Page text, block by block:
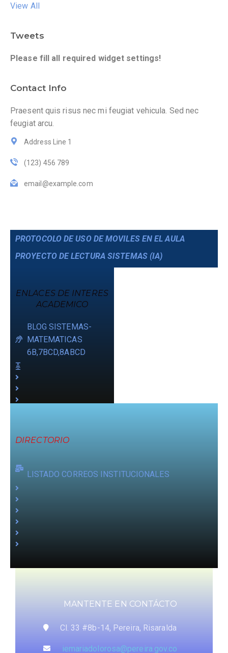
View All
Tweets
Please fill all required widget settings!
Contact Info
Praesent quis risus nec mi feugiat vehicula. Sed nec
feugiat arcu.
Address Line 1
(123) 456 789
email@example.com
PROTOCOLO DE USO DE MOVILES EN EL AULA
PROYECTO DE LECTURA SISTEMAS (IA)
ENLACES DE INTERES
ACADEMICO
BLOG SISTEMAS-
MATEMATICAS
6B,7BCD,8ABCD
DIRECTORIO
LISTADO CORREOS INSTITUCIONALES
MANTENTE EN CONTÁCTO
Cl. 33 #8b-14, Pereira, Risaralda
iemariadolorosa@pereira.gov.co